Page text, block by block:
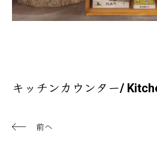
キッチンカウンター/
前へ